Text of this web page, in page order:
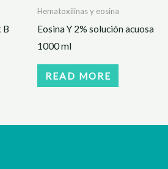
B
Hematoxilinas y eosina
Eosina Y 2% solución acuosa
1000 ml
READ MORE